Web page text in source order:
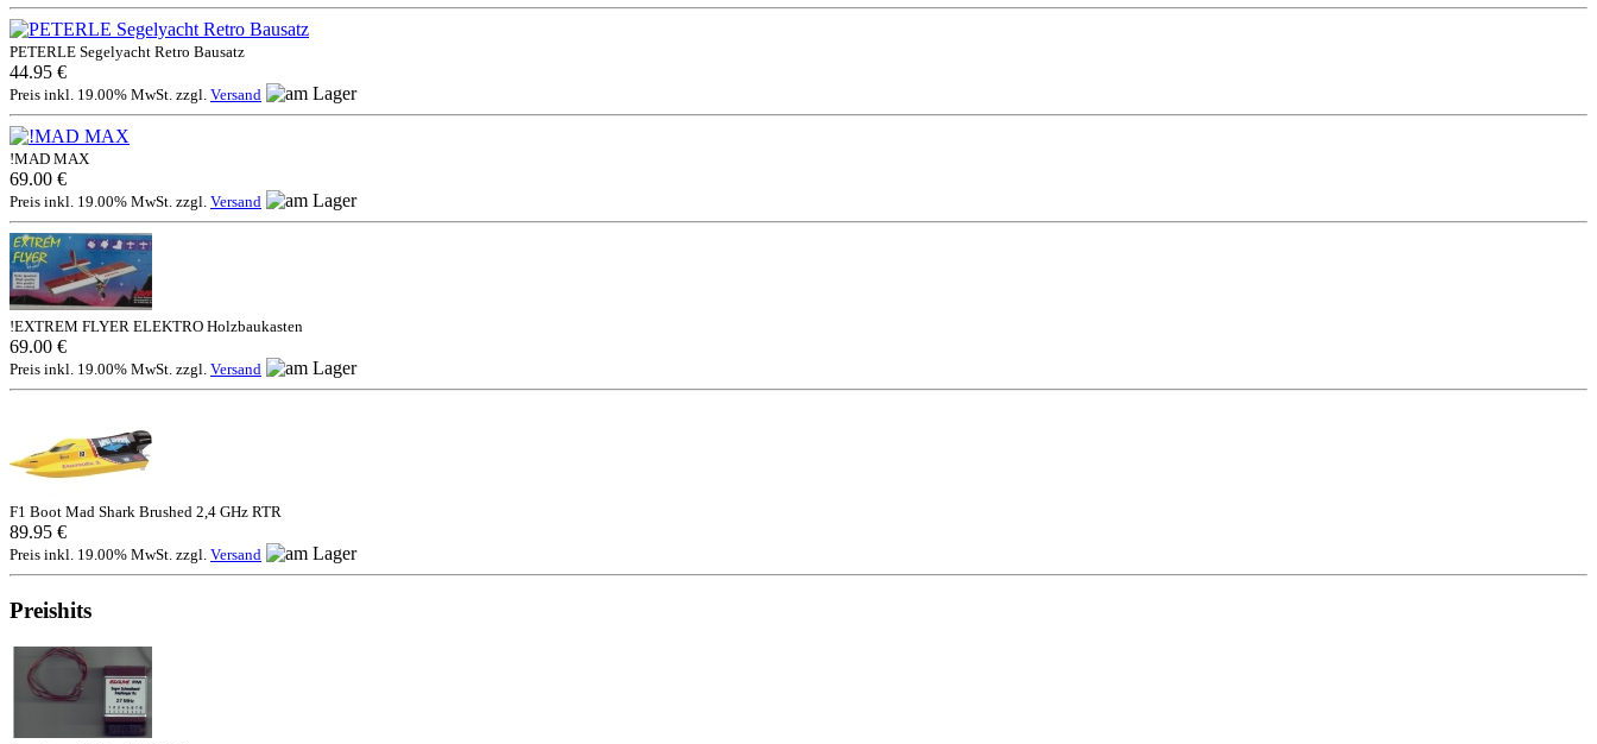
PETERLE Segelyacht Retro Bausatz
44.95 €
Preis inkl. 19.00% MwSt. zzgl. Versand
!MAD MAX
69.00 €
Preis inkl. 19.00% MwSt. zzgl. Versand
!EXTREM FLYER ELEKTRO Holzbaukasten
69.00 €
Preis inkl. 19.00% MwSt. zzgl. Versand
F1 Boot Mad Shark Brushed 2,4 GHz RTR
89.95 €
Preis inkl. 19.00% MwSt. zzgl. Versand
Preishits